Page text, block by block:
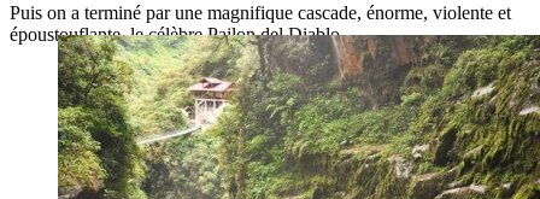
Puis on a terminé par une magnifique cascade, énorme, violente et
époustouflante, le célèbre Pailon del Diablo.